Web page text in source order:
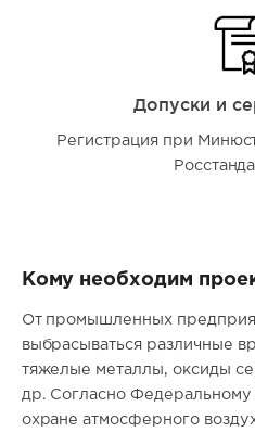
Допуски и
Регистрация при
Кому необходим
От промышленных
выбрасываться различные
тяжелые металлы, оксиды
др. Согласно
охране атмосферного